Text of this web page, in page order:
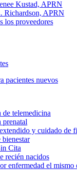
Kustad, APRN
Richardson, APRN
los proveedores
pacientes nuevos
de telemedicina
prenatal
y cuidado de
Cita
recién nacidos
enfermedad el mismo